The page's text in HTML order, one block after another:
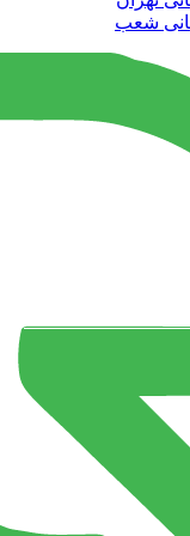
شعب